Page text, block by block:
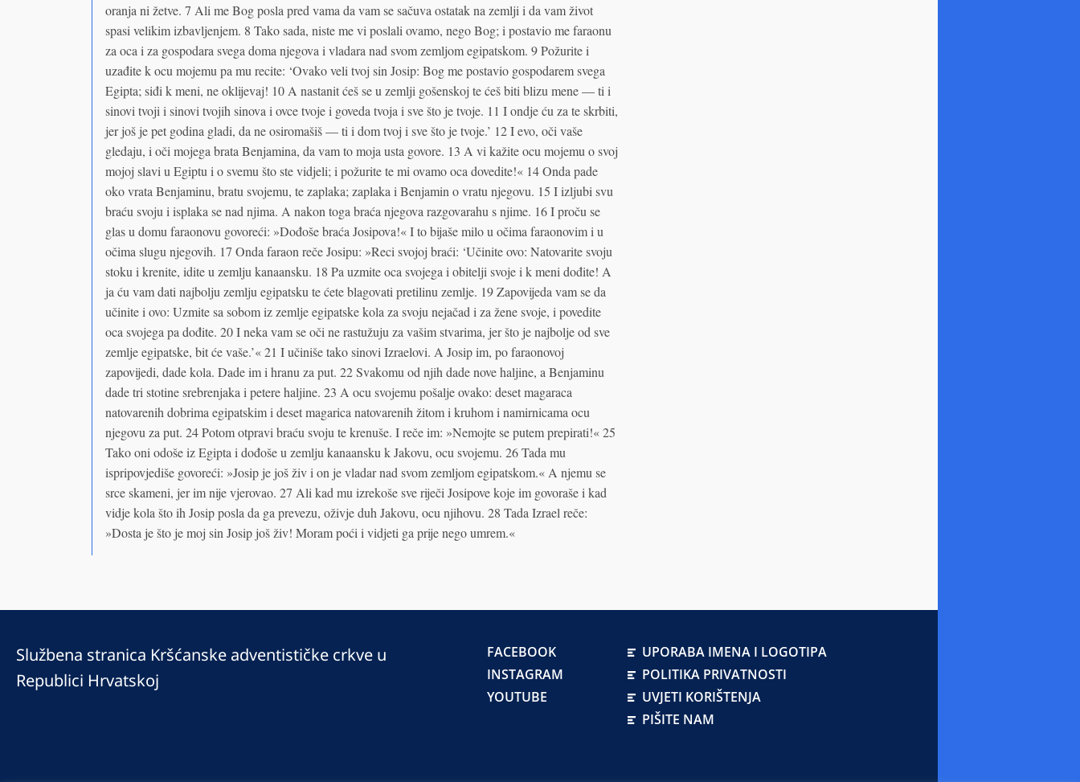
oranja ni žetve. 7 Ali me Bog posla pred vama da vam se sačuva ostatak na zemlji i da vam život
spasi velikim izbavljenjem. 8 Tako sada, niste me vi poslali ovamo, nego Bog; i postavio me faraonu
za oca i za gospodara svega doma njegova i vladara nad svom zemljom egipatskom. 9 Požurite i
uzađite k ocu mojemu pa mu recite: ‘Ovako veli tvoj sin Josip: Bog me postavio gospodarem svega
Egipta; siđi k meni, ne oklijevaj! 10 A nastanit ćeš se u zemlji gošenskoj te ćeš biti blizu mene — ti i
sinovi tvoji i sinovi tvojih sinova i ovce tvoje i goveda tvoja i sve što je tvoje. 11 I ondje ću za te skrbiti,
jer još je pet godina gladi, da ne osiromašiš — ti i dom tvoj i sve što je tvoje.’ 12 I evo, oči vaše
gledaju, i oči mojega brata Benjamina, da vam to moja usta govore. 13 A vi kažite ocu mojemu o svoj
mojoj slavi u Egiptu i o svemu što ste vidjeli; i požurite te mi ovamo oca dovedite!« 14 Onda pade
oko vrata Benjaminu, bratu svojemu, te zaplaka; zaplaka i Benjamin o vratu njegovu. 15 I izljubi svu
braću svoju i isplaka se nad njima. A nakon toga braća njegova razgovarahu s njime. 16 I proču se
glas u domu faraonovu govoreći: »Dođoše braća Josipova!« I to bijaše milo u očima faraonovim i u
očima slugu njegovih. 17 Onda faraon reče Josipu: »Reci svojoj braći: ‘Učinite ovo: Natovarite svoju
stoku i krenite, idite u zemlju kanaansku. 18 Pa uzmite oca svojega i obitelji svoje i k meni dođite! A
ja ću vam dati najbolju zemlju egipatsku te ćete blagovati pretilinu zemlje. 19 Zapovijeda vam se da
učinite i ovo: Uzmite sa sobom iz zemlje egipatske kola za svoju nejačad i za žene svoje, i povedite
oca svojega pa dođite. 20 I neka vam se oči ne rastužuju za vašim stvarima, jer što je najbolje od sve
zemlje egipatske, bit će vaše.’« 21 I učiniše tako sinovi Izraelovi. A Josip im, po faraonovoj
zapovijedi, dade kola. Dade im i hranu za put. 22 Svakomu od njih dade nove haljine, a Benjaminu
dade tri stotine srebrenjaka i petere haljine. 23 A ocu svojemu pošalje ovako: deset magaraca
natovarenih dobrima egipatskim i deset magarica natovarenih žitom i kruhom i namirnicama ocu
njegovu za put. 24 Potom otpravi braću svoju te krenuše. I reče im: »Nemojte se putem prepirati!« 25
Tako oni odoše iz Egipta i dođoše u zemlju kanaansku k Jakovu, ocu svojemu. 26 Tada mu
ispripovjediše govoreći: »Josip je još živ i on je vladar nad svom zemljom egipatskom.« A njemu se
srce skameni, jer im nije vjerovao. 27 Ali kad mu izrekoše sve riječi Josipove koje im govoraše i kad
vidje kola što ih Josip posla da ga prevezu, oživje duh Jakovu, ocu njihovu. 28 Tada Izrael reče:
»Dosta je što je moj sin Josip još živ! Moram poći i vidjeti ga prije nego umrem.«
Službena stranica Kršćanske adventističke crkve u
Republici Hrvatskoj
FACEBOOK
INSTAGRAM
YOUTUBE
UPORABA IMENA I LOGOTIPA
POLITIKA PRIVATNOSTI
UVJETI KORIŠTENJA
PIŠITE NAM